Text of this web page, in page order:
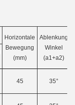
Horizontale
Bewegung
(mm)
Ablenkung
Winkel
(a1+a2)
45 35°